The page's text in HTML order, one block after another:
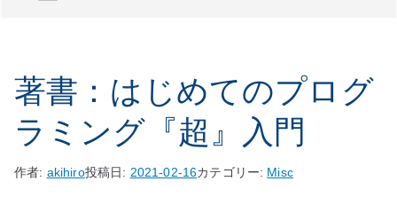
著書：はじめてのプログ
ラミング『超』入門
作者: akihiro投稿日: 2021-02-16カテゴリー: Misc